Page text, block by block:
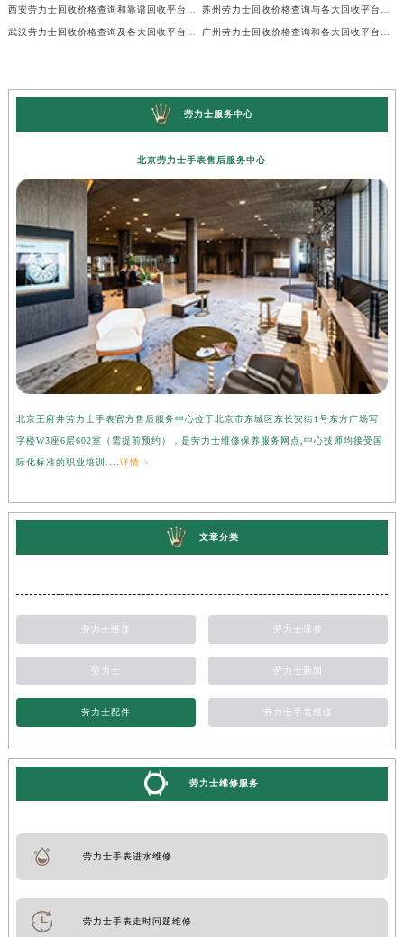
劳力士服务中心
北京劳力士手表售后服务中心
北京王府井劳力士手表官方售后服务中心位于北京市东城区东长安街1号东方广场写
字楼W3座6层602室（需提前预约），是劳力士维修保养服务网点,中心技师均接受国
际化标准的职业培训.... 详情 >
文章分类
劳力士维修 劳力士保养
劳力士 劳力士新闻
劳力士配件 劳力士手表维修
劳力士维修服务
劳力士手表进水维修
劳力士手表走时问题维修